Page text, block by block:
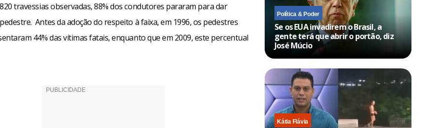
travessias observadas, 88% dos condutores pararam para dar
Antes da adoção do respeito à faixa, em 1996, os pedestres
44% das vítimas fatais, enquanto que em 2009, este percentual
Política & Poder
Se os EUA invadirem o Brasil, a
gente terá que abrir o portão, diz
José Múcio
Kátia Flávia